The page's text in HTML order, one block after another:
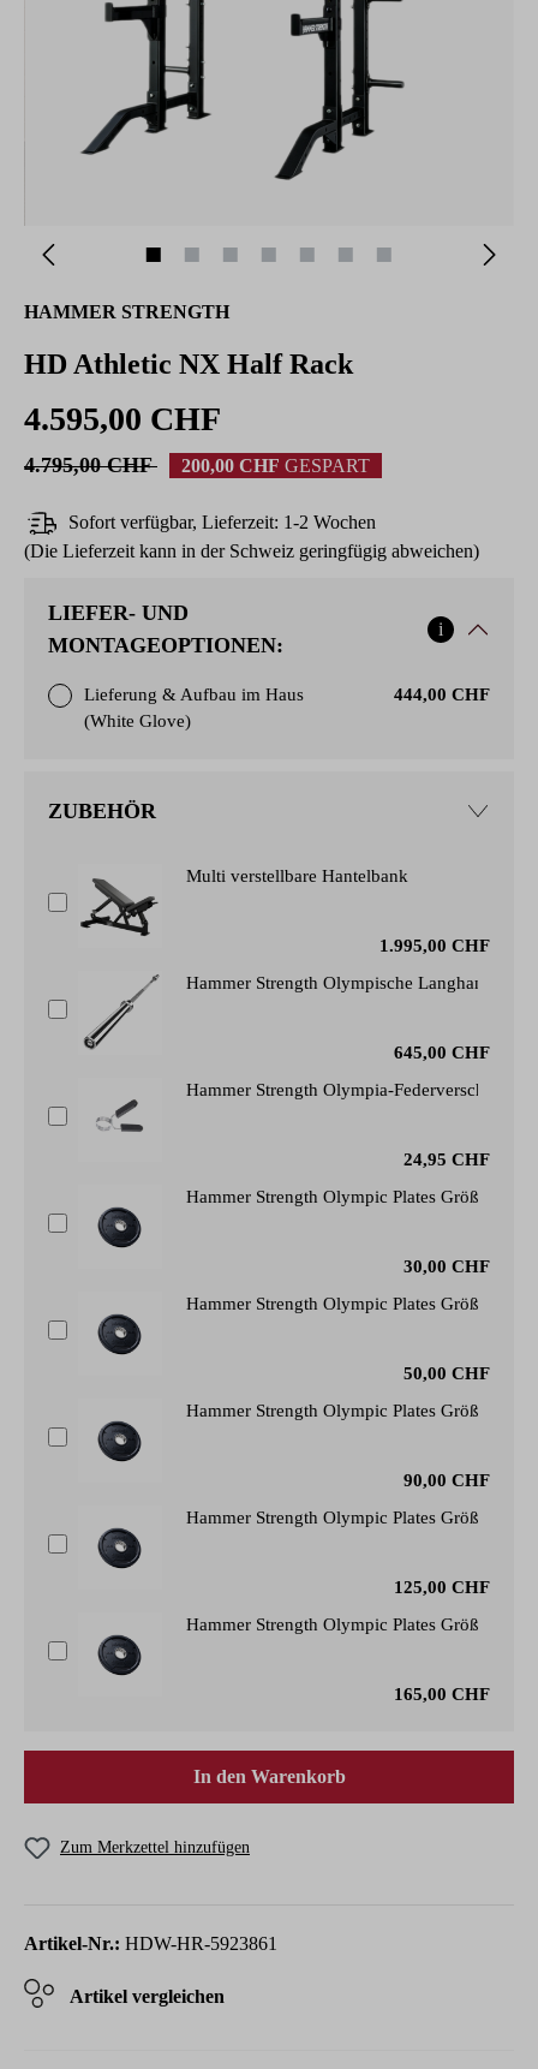
HAMMER STRENGTH
HD Athletic NX Half Rack
4.595,00 CHF
4.795,00 CHF 200,00 CHF GESPART
Sofort verfügbar, Lieferzeit: 1-2 Wochen
(Die Lieferzeit kann in der Schweiz geringfügig abweichen)
ZUBEHÖR
Multi verstellbare Hantelbank
1.995,00 CHF
Hammer Strength Olympische
645,00 CHF
Hammer Strength Olympia-Federverschluss
24,95 CHF
Hammer Strength Olympic Plates Größe: 2,5
30,00 CHF
Hammer Strength Olympic Plates Größe: 5 KG
50,00 CHF
Hammer Strength Olympic Plates Größe: 10
90,00 CHF
Hammer Strength Olympic Plates Größe: 15
125,00 CHF
Hammer Strength Olympic Plates Größe: 20
165,00 CHF
LIEFER- UND
MONTAGEOPTIONEN:
i
Lieferung & Aufbau im Haus
(White Glove)
444,00 CHF
In den Warenkorb
Zum Merkzettel hinzufügen
Artikel-Nr.: HDW-HR-5923861
Artikel vergleichen